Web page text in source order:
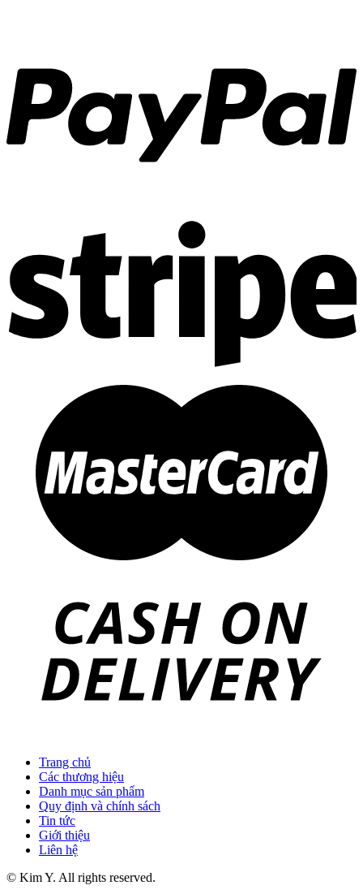
Trang chủ
Các thương hiệu
Danh mục sản phẩm
Quy định và chính sách
Tin tức
Giới thiệu
Liên hệ
© Kim Y. All rights reserved.